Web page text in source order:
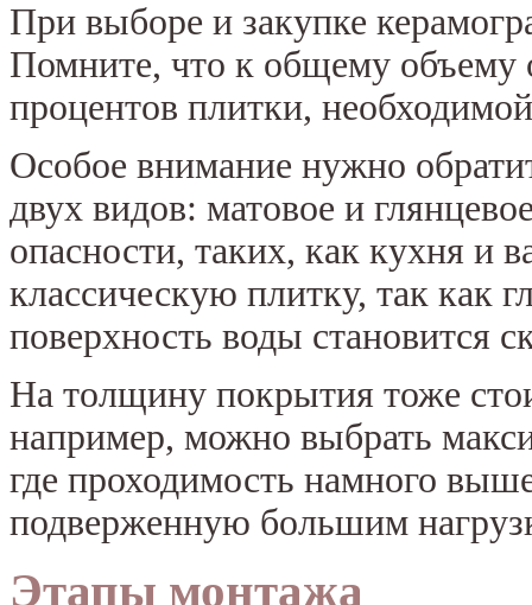
При выборе и закупке
Помните, что к общему объему
процентов плитки,
Особое внимание нужно
двух видов: матовое и
опасности, таких, как кухня и
классическую плитку, так как
поверхность воды становится
На толщину покрытия тоже
например, можно выбрать
где проходимость намного
подверженную большим
Этапы монтажа